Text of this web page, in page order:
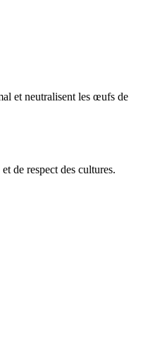
et neutralisent les œufs de
de respect des cultures.